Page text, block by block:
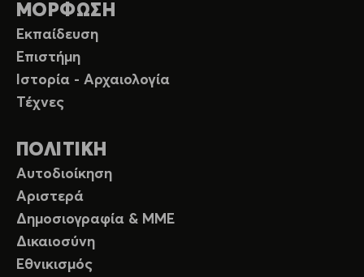
ΜΟΡΦΩΣΗ
Εκπαίδευση
Επιστήμη
Ιστορία - Αρχαιολογία
Τέχνες
ΠΟΛΙΤΙΚΗ
Αυτοδιοίκηση
Αριστερά
Δημοσιογραφία & ΜΜΕ
Δικαιοσύνη
Εθνικισμός